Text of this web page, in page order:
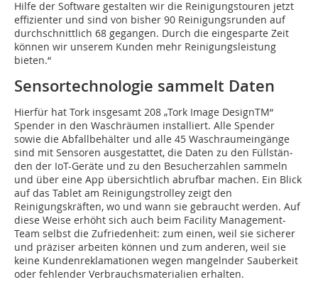
Hilfe der Software gestalten wir die Reinigungstouren jetzt
effizienter und sind von bisher 90 Reinigungsrunden auf
durchschnittlich 68 gegangen. Durch die eingesparte Zeit
können wir unserem Kunden mehr Reinigungsleistung
bieten.“
Sensortechnologie sammelt ­Daten
Hierfür hat Tork insgesamt 208 „Tork Image DesignTM“
Spender in den Waschräumen installiert. Alle Spender
sowie die Abfallbehälter und alle 45 Waschraumeingänge
sind mit Sensoren ausgestattet, die Daten zu den Füll­stän­
den der IoT-Geräte und zu den Besucherzahlen sammeln
und über eine App übersichtlich abrufbar machen. Ein Blick
auf das Tablet am Reinigungstrolley zeigt den
Reinigungskräften, wo und wann sie gebraucht werden. Auf
diese Weise erhöht sich auch beim Facility Management-
Team selbst die Zufriedenheit: zum einen, weil sie sicherer
und präziser arbeiten können und zum anderen, weil sie
keine Kundenreklamationen wegen mangelnder Sauberkeit
oder fehlender Verbrauchsmaterialien erhalten.